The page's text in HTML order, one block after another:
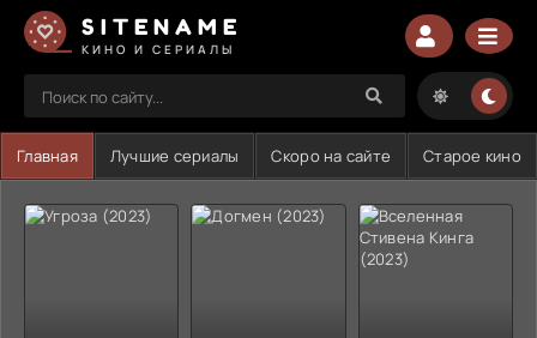
SITENAME
КИНО И СЕРИАЛЫ
Главная Лучшие сериалы Скоро на сайте Старое кино